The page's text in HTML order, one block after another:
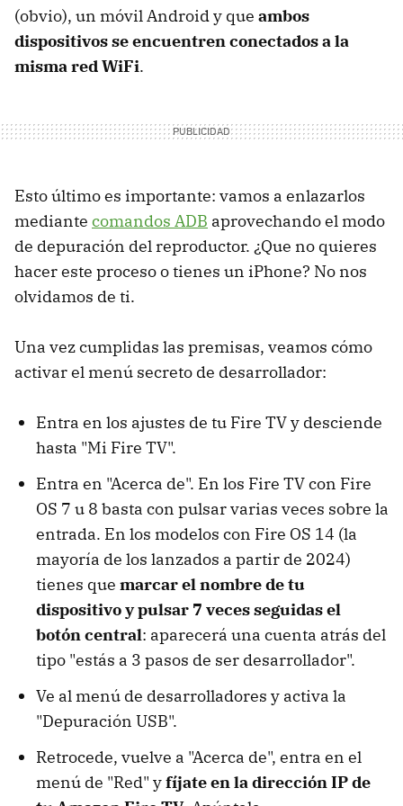
(obvio), un móvil Android y que ambos
dispositivos se encuentren conectados a la
misma red WiFi.
Esto último es importante: vamos a enlazarlos
mediante comandos ADB aprovechando el modo
de depuración del reproductor. ¿Que no quieres
hacer este proceso o tienes un iPhone? No nos
olvidamos de ti.
Una vez cumplidas las premisas, veamos cómo
activar el menú secreto de desarrollador:
Entra en los ajustes de tu Fire TV y desciende
hasta "Mi Fire TV".
Entra en "Acerca de". En los Fire TV con Fire
OS 7 u 8 basta con pulsar varias veces sobre la
entrada. En los modelos con Fire OS 14 (la
mayoría de los lanzados a partir de 2024)
tienes que marcar el nombre de tu
dispositivo y pulsar 7 veces seguidas el
botón central: aparecerá una cuenta atrás del
tipo "estás a 3 pasos de ser desarrollador".
Ve al menú de desarrolladores y activa la
"Depuración USB".
Retrocede, vuelve a "Acerca de", entra en el
menú de "Red" yfíjate en la dirección IP de